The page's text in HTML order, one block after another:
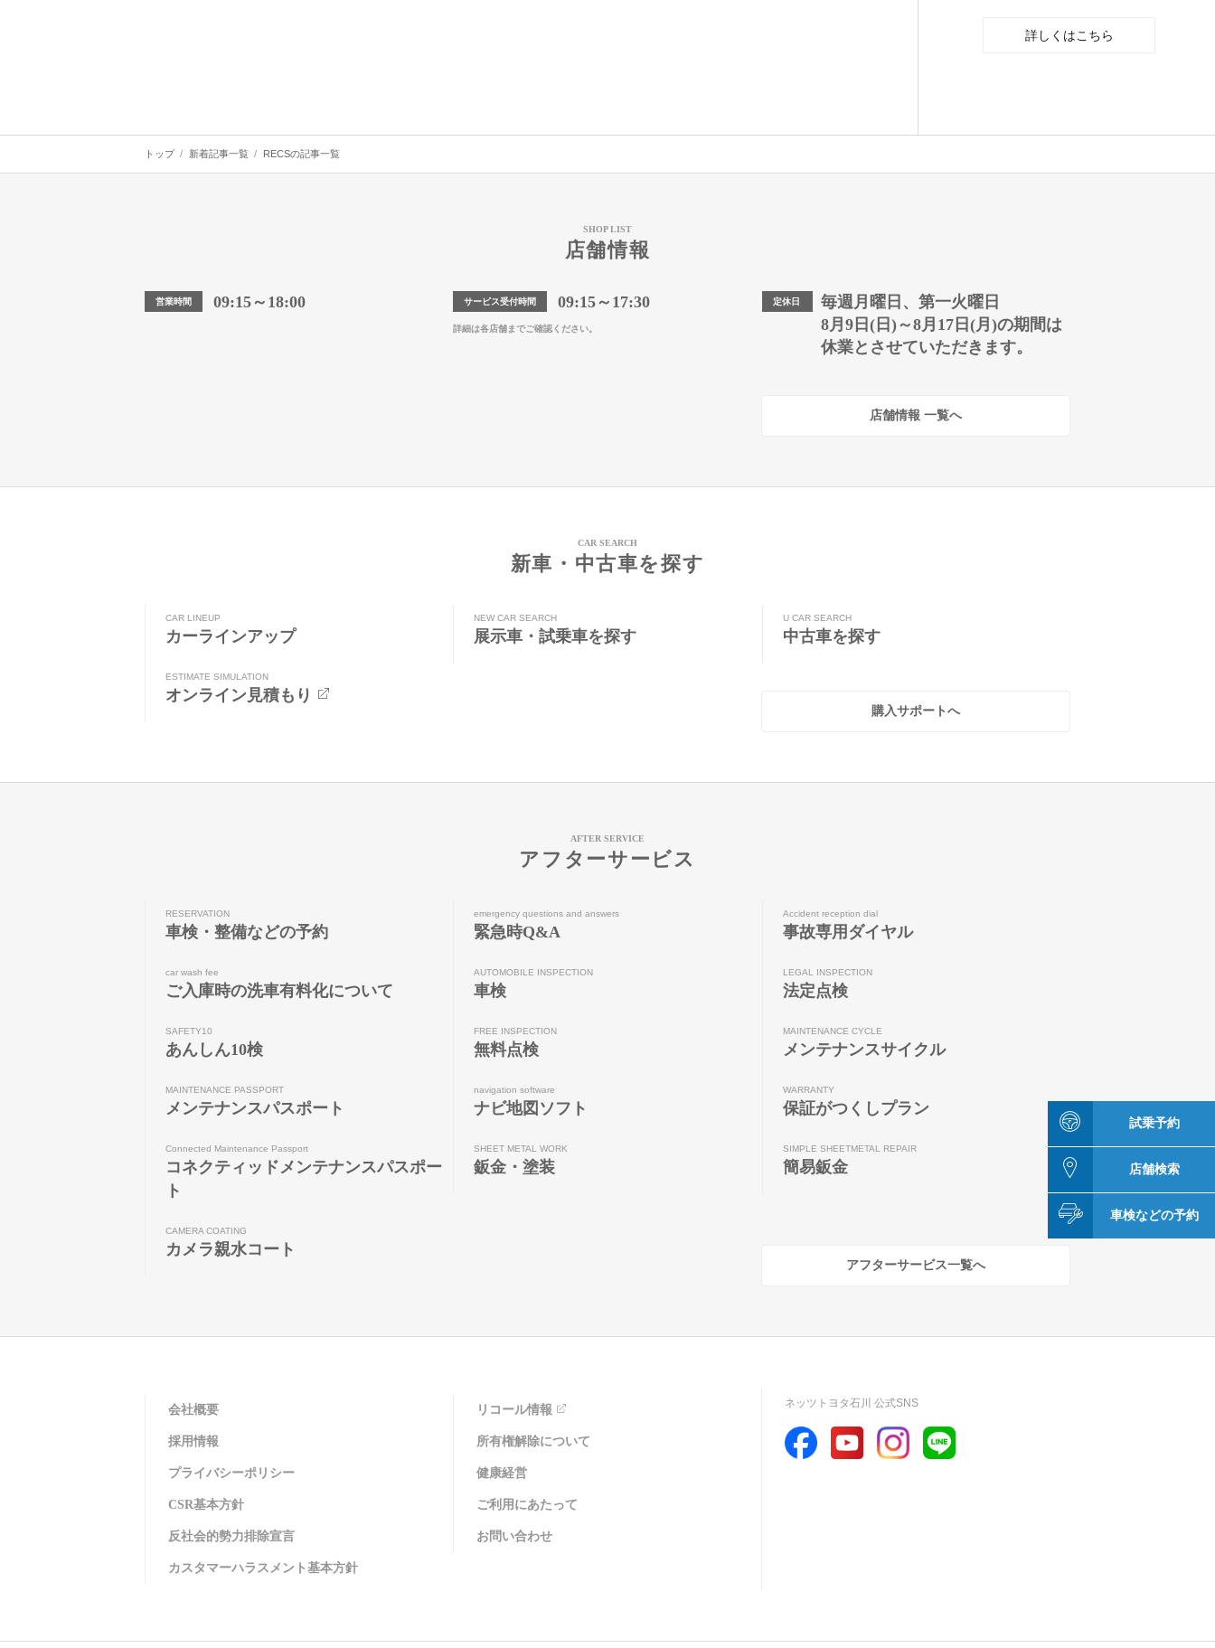
試乗予約
店舗検索
車検などの予約
詳しくはこちら
トップ 新着記事一覧 RECSの記事一覧
SHOP LIST
店舗情報
営業時間 09:15～18:00 サービス受付時間 09:15～17:30
詳細は各店舗までご確認ください。
定休日
毎週月曜日、第一火曜日
8月9日(日)～8月17日(月)の期間は
休業とさせていただきます。
店舗情報 一覧へ
CAR SEARCH
新車・中古車を探す
CAR LINEUP
カーラインアップ
NEW CAR SEARCH
展示車・試乗車を探す
U CAR SEARCH
中古車を探す
ESTIMATE SIMULATION
オンライン見積もり
購入サポートへ
AFTER SERVICE
アフターサービス
RESERVATION
車検・整備などの予約
emergency questions and answers
緊急時Q&A
Accident reception dial
事故専用ダイヤル
car wash fee
ご入庫時の洗車有料化について
AUTOMOBILE INSPECTION
車検
LEGAL INSPECTION
法定点検
SAFETY10
あんしん10検
FREE INSPECTION
無料点検
MAINTENANCE CYCLE
メンテナンスサイクル
MAINTENANCE PASSPORT
メンテナンスパスポート
navigation software
ナビ地図ソフト
WARRANTY
保証がつくしプラン
Connected Maintenance Passport
コネクティッドメンテナンスパスポー
ト
SHEET METAL WORK
鈑金・塗装
SIMPLE SHEETMETAL REPAIR
簡易鈑金
CAMERA COATING
カメラ親水コート
アフターサービス一覧へ
会社概要 リコール情報
採用情報 所有権解除について
プライバシーポリシー 健康経営
CSR基本方針 ご利用にあたって
反社会的勢力排除宣言 お問い合わせ
カスタマーハラスメント基本方針
ネッツトヨタ石川 公式SNS